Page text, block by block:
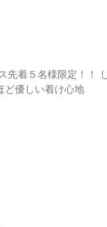
着５名様限定！！
優しい着け心